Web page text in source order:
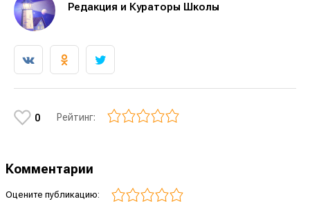
Редакция и Кураторы Школы
0 Рейтинг:
Комментарии
Оцените публикацию: